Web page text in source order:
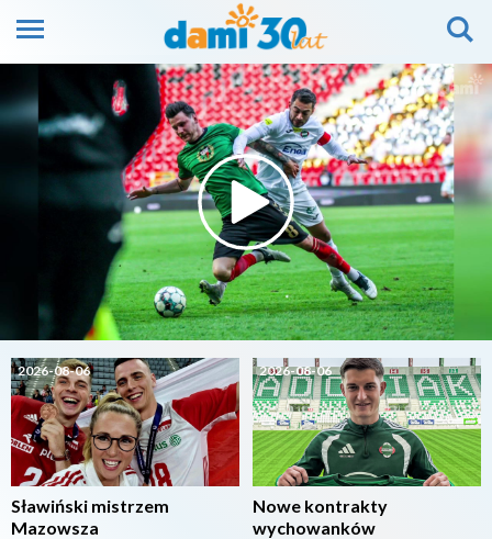
2026-08-06
Sławiński mistrzem
Mazowsza
2026-08-06
Nowe kontrakty
wychowanków